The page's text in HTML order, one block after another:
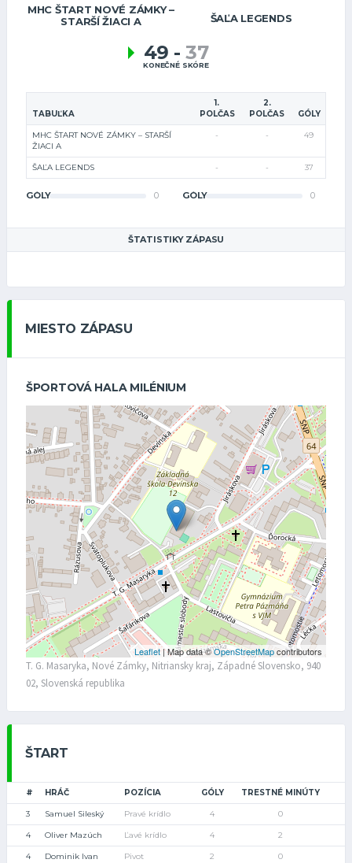
MHC ŠTART NOVÉ ZÁMKY –
STARŠÍ ŽIACI A
ŠAĽA LEGENDS
49 - 37
KONEČNÉ SKÓRE
TABUĽKA
1.
POLČAS
2.
POLČAS
GÓLY
MHC ŠTART NOVÉ ZÁMKY – STARŠÍ
ŽIACI A
- - 49
ŠAĽA LEGENDS - - 37
GÓLY 0 GÓLY 0
ŠTATISTIKY ZÁPASU
MIESTO ZÁPASU
ŠPORTOVÁ HALA MILÉNIUM
Leaflet| Map data ©OpenStreetMapcontributors
T. G. Masaryka, Nové Zámky, Nitriansky kraj, Západné Slovensko, 940
02, Slovenská republika
ŠTART
# HRÁČ POZÍCIA GÓLY TRESTNÉ MINÚTY
3 Samuel Sileský Pravé krídlo 4 0
4 Oliver Mazúch Ľavé krídlo 4 2
4 Dominik Ivan Pivot 2 0